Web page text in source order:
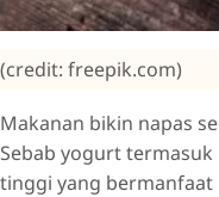
(credit: freepik.com)
Makanan bikin napas
Sebab yogurt
tinggi yang